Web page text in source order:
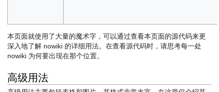
本页面就使用了大量的魔术字，可以通过查看本页面的源代码来更
深入地了解 nowiki 的详细用法。在查看源代码时，请思考每一处
nowiki 为何要出现在那个位置。
高级用法